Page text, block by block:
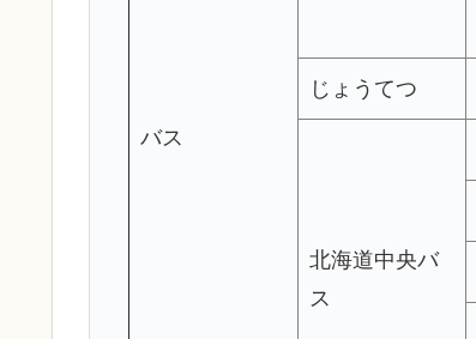
バス
じょうてつ
北海道中央バ
ス